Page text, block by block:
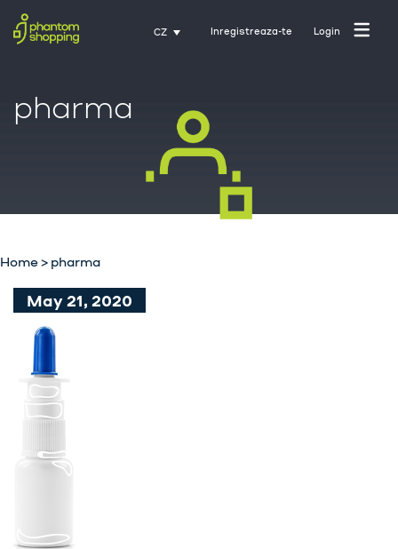
CZ Inregistreaza-te Login
Domovská stránka
O nás
pharma
Home> pharma
May 21, 2020